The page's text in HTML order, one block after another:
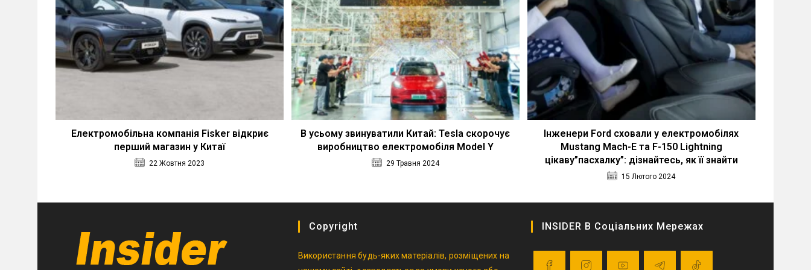
Електромобільна компанія Fisker відкриє
перший магазин у Китаї
22 Жовтня 2023
В усьому звинуватили Китай: Tesla скорочує
виробництво електромобіля Model Y
29 Травня 2024
Інженери Ford сховали у електромобілях
Mustang Mach-E та F-150 Lightning
цікаву”пасхалку”: дізнайтесь, як її знайти
15 Лютого 2024
Copyright
Використання будь-яких матеріалів, розміщених на
INSIDER В Соціальних Мережах